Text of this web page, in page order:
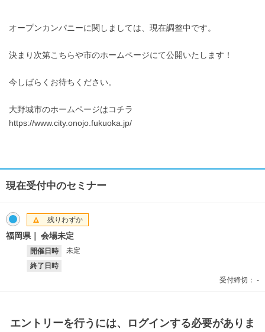
オープンカンパニーに関しましては、現在調整中です。
決まり次第こちらや市のホームページにて公開いたします！
今しばらくお待ちください。
大野城市のホームページはコチラ
https://www.city.onojo.fukuoka.jp/
現在受付中のセミナー
福岡県 会場未定
開催日時
未定
終了日時
残りわずか
受付締切： -
エントリーを行うには、ログインする必要がありま